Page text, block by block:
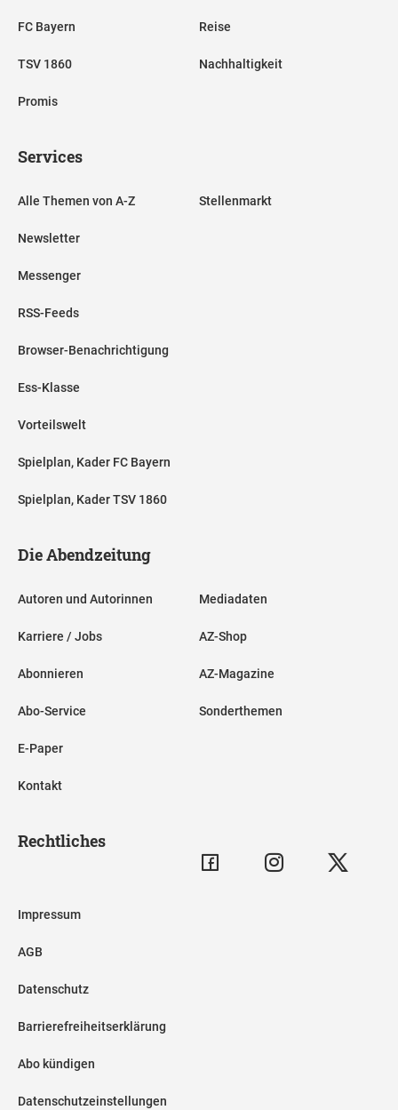
FC Bayern
TSV 1860
Promis
Reise
Nachhaltigkeit
Services
Alle Themen von A-Z
Newsletter
Messenger
RSS-Feeds
Browser-Benachrichtigung
Ess-Klasse
Vorteilswelt
Spielplan, Kader FC Bayern
Spielplan, Kader TSV 1860
Stellenmarkt
Die Abendzeitung
Autoren und Autorinnen
Karriere / Jobs
Abonnieren
Abo-Service
E-Paper
Kontakt
Mediadaten
AZ-Shop
AZ-Magazine
Sonderthemen
Rechtliches
Impressum
AGB
Datenschutz
Barrierefreiheitserklärung
Abo kündigen
Datenschutzeinstellungen